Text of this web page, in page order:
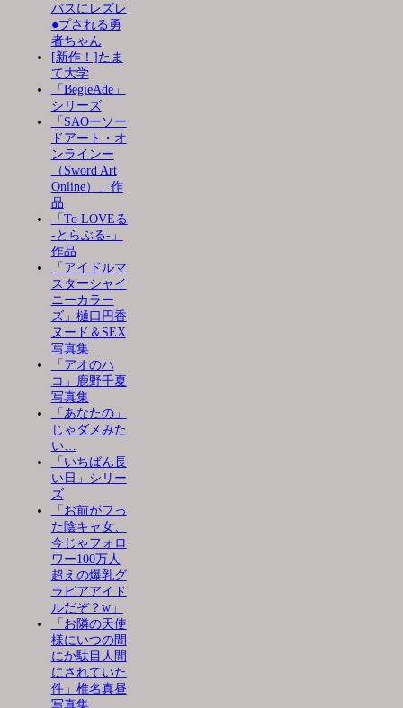
バスにレズレ
●プされる勇
者ちゃん
[新作！]たま
て大学
「BegieAde」
シリーズ
「SAOーソー
ドアート・オ
ンラインー
（Sword Art
Online）」作
品
「To LOVEる
-とらぶる-」
作品
「アイドルマ
スターシャイ
ニーカラー
ズ」樋口円香
ヌード＆SEX
写真集
「アオのハ
コ」鹿野千夏
写真集
「あなたの」
じゃダメみた
い…
「いちばん長
い日」シリー
ズ
「お前がフっ
た陰キャ女、
今じゃフォロ
ワー100万人
超えの爆乳グ
ラビアアイド
ルだぞ？w」
「お隣の天使
様にいつの間
にか駄目人間
にされていた
件」椎名真昼
写真集